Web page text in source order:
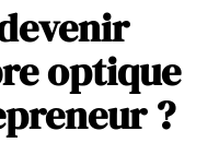
optique
?